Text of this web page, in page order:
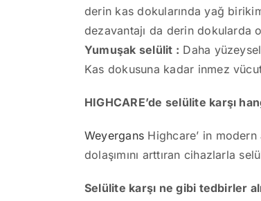
derin kas dokularında yağ
dezavantajı da derin dokularda
Yumuşak selülit : Daha
Kas dokusuna kadar inmez
HIGHCARE’de selülite karşı
Weyergans Highcare’ in
dolaşımını arttıran cihazlarla
Selülite karşı ne gibi tedbirler